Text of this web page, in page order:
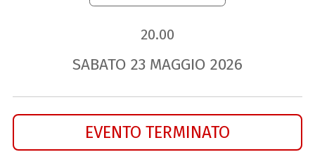
20.00
SABATO 23 MAGGIO 2026
EVENTO TERMINATO